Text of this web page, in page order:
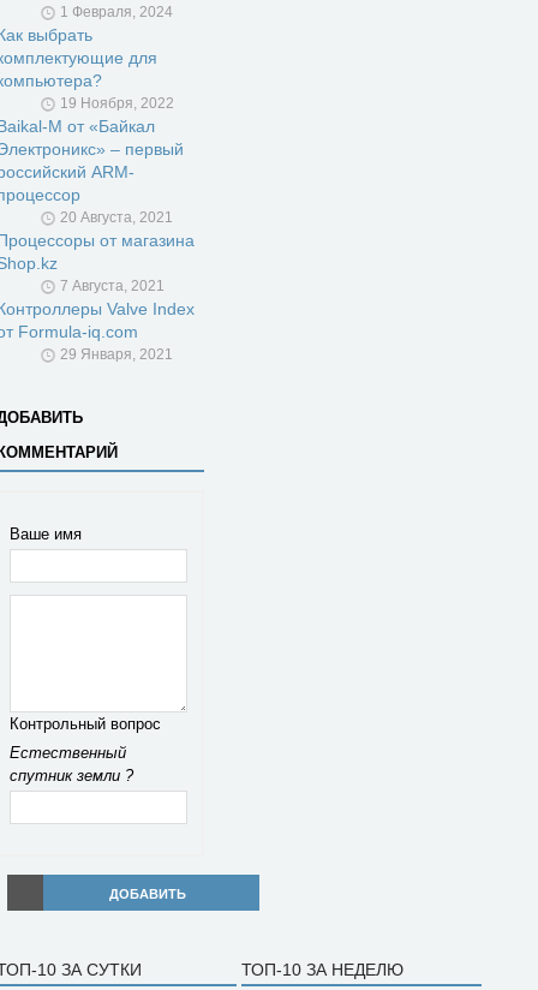
1 Февраля, 2024
выбрать
для
19 Ноября, 2022
M от «Байкал
– первый
ARM-
20 Августа, 2021
от магазина
7 Августа, 2021
Valve Index
Formula-iq.com
29 Января, 2021
Ваше имя
Контрольный вопрос
Естественный
спутник земли ?
ДОБАВИТЬ
10 ЗА СУТКИ
ТОП-10 ЗА НЕДЕЛЮ